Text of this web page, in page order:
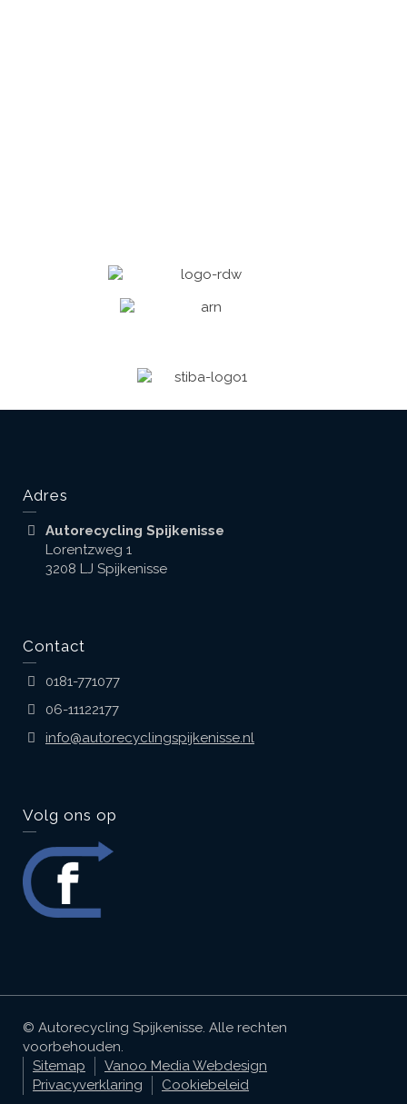
Adres
Autorecycling Spijkenisse
Lorentzweg 1
3208 LJ Spijkenisse
Contact
0181-771077
06-11122177
info@autorecyclingspijkenisse.nl
Volg ons op
© Autorecycling Spijkenisse. Alle rechten
voorbehouden.
Sitemap
Vanoo Media Webdesign
Privacyverklaring
Cookiebeleid